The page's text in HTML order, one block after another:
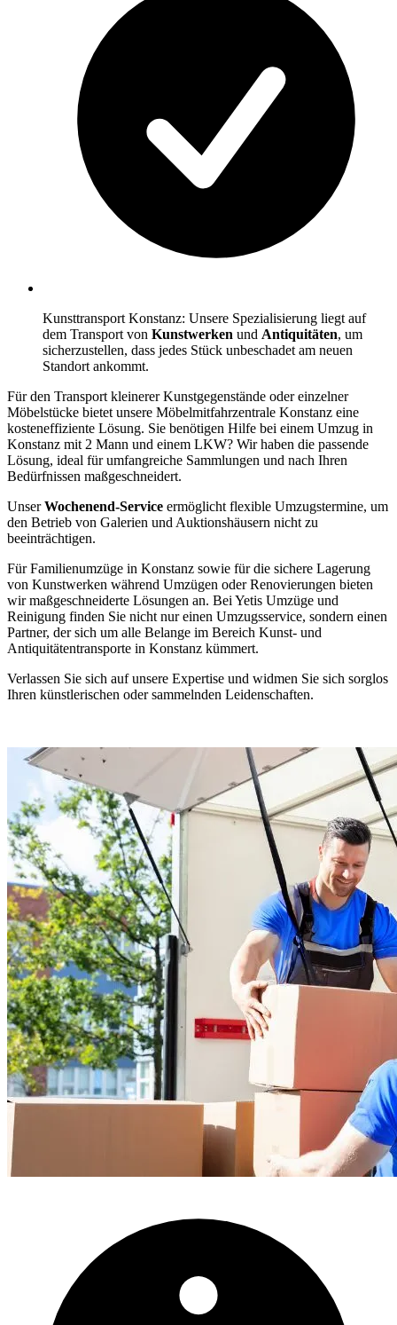
Kunsttransport Konstanz: Unsere Spezialisierung liegt auf
dem Transport von Kunstwerken und Antiquitäten, um
sicherzustellen, dass jedes Stück unbeschadet am neuen
Standort ankommt.
Für den Transport kleinerer Kunstgegenstände oder einzelner
Möbelstücke bietet unsere Möbelmitfahrzentrale Konstanz eine
kosteneffiziente Lösung. Sie benötigen Hilfe bei einem Umzug in
Konstanz mit 2 Mann und einem LKW? Wir haben die passende
Lösung, ideal für umfangreiche Sammlungen und nach Ihren
Bedürfnissen maßgeschneidert.
UnserWochenend-Service ermöglicht flexible Umzugstermine, um
den Betrieb von Galerien und Auktionshäusern nicht zu
beeinträchtigen.
Für Familienumzüge in Konstanz sowie für die sichere Lagerung
von Kunstwerken während Umzügen oder Renovierungen bieten
wir maßgeschneiderte Lösungen an. Bei Yetis Umzüge und
Reinigung finden Sie nicht nur einen Umzugsservice, sondern einen
Partner, der sich um alle Belange im Bereich Kunst- und
Antiquitätentransporte in Konstanz kümmert.
Verlassen Sie sich auf unsere Expertise und widmen Sie sich sorglos
Ihren künstlerischen oder sammelnden Leidenschaften.